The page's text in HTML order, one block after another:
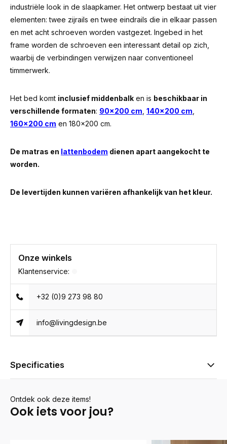
industriële look in de slaapkamer. Het ontwerp bestaat uit vier
elementen: twee zijrails en twee eindrails die in elkaar passen
en met acht schroeven worden vastgezet. Ingebed in het
frame worden de schroeven een interessant detail op zich,
waarbij de verbindingen verwijzen naar conventioneel
timmerwerk.
Het bed komt inclusief middenbalk en is beschikbaar in
verschillende formaten: 90x200 cm 140x200 cm
160x200 cm en 180x200 cm.
De matras en lattenbodem dienen apart aangekocht te
worden.
De levertijden kunnen variëren afhankelijk van het kleur.
Onze winkels
Klantenservice:
+32 (0)9 273 98 80
info@livingdesign.be
Specificaties
Ontdek ook deze items!
Ook iets voor jou?